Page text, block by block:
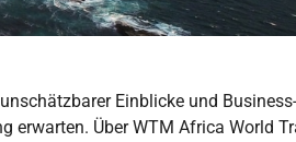
Einblicke und
erwarten. Über WTM Africa World